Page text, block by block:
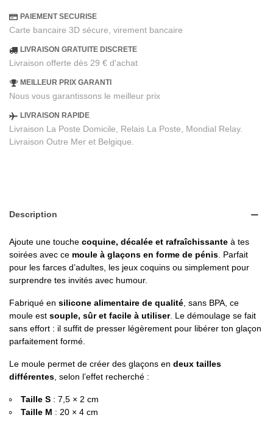
PAIEMENT SECURISE
Carte bancaire 3D sécure, virement bancaire
LIVRAISON GRATUITE DISCRETE
Livraison offerte dès 29 € d'achat
MEILLEUR PRIX GARANTI
Nous vous garantissons le meilleur prix
LIVRAISON RAPIDE
Livraison La Poste Domicile, Relais La Poste, Mondial Relay.
Livraison Outre Mer et Belgique.
Description
Ajoute une touche coquine, décalée et rafraîchissante à tes
soirées avec ce moule à glaçons en forme de pénis . Parfait
pour les farces d’adultes, les jeux coquins ou simplement pour
surprendre tes invités avec humour.
Fabriqué en silicone alimentaire de qualité , sans BPA, ce
moule est souple, sûr et facile à utiliser. Le démoulage se fait
sans effort : il suffit de presser légèrement pour libérer ton glaçon
parfaitement formé.
Le moule permet de créer des glaçons en deux tailles
différentes , selon l’effet recherché :
Taille S : 7,5 × 2 cm
Taille M : 20 × 4 cm